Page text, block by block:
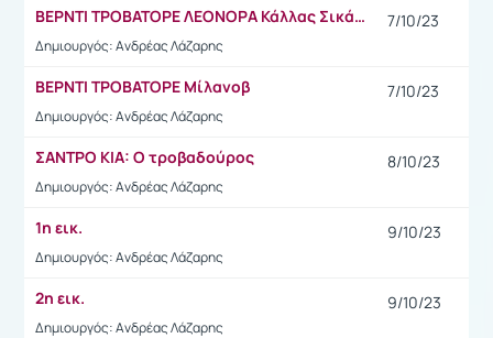
ΒΕΡΝΤΙ ΤΡΟΒΑΤΟΡΕ ΛΕΟΝΟΡΑ Κάλλας Σικάγο 1955
Δημιουργός: Ανδρέας Λάζαρης
7/10/23
ΒΕΡΝΤΙ ΤΡΟΒΑΤΟΡΕ Μίλανοβ
Δημιουργός: Ανδρέας Λάζαρης
7/10/23
ΣΑΝΤΡΟ ΚΙΑ: Ο τροβαδούρος
Δημιουργός: Ανδρέας Λάζαρης
8/10/23
1η εικ.
Δημιουργός: Ανδρέας Λάζαρης
9/10/23
2η εικ.
Δημιουργός: Ανδρέας Λάζαρης
9/10/23